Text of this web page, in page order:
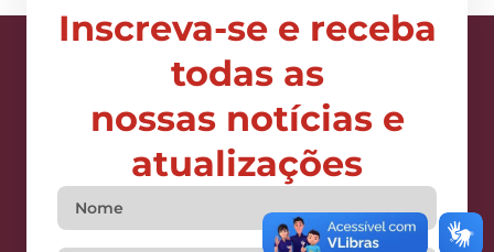
Inscreva-se e receba
todas as
nossas notícias e
atualizações